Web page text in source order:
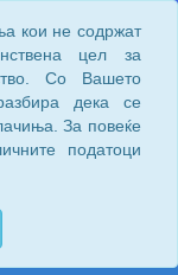
кои не содржат
цел за
Со Вашето
дека се
За повеќе
податоци